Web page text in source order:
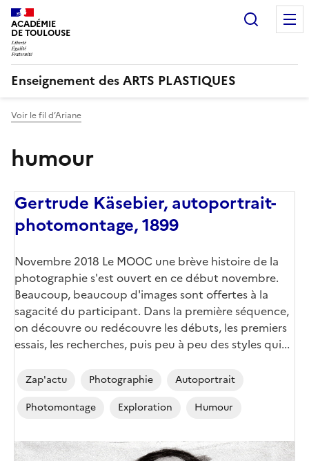
ACADÉMIE
DE TOULOUSE
Enseignement des ARTS PLASTIQUES
Voir le fil d’Ariane
humour
Gertrude Käsebier, autoportrait-
photomontage, 1899
Novembre 2018 Le MOOC une brève histoire de la
photographie s'est ouvert en ce début novembre.
Beaucoup, beaucoup d'images sont offertes à la
sagacité du participant. Dans la première séquence,
on découvre ou redécouvre les débuts, les premiers
essais, les recherches, puis peu à peu des styles qui...
Zap'actu Photographie
Autoportrait
Photomontage
Exploration Humour